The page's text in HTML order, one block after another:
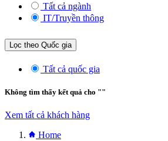
Tất cả ngành
IT/Truyền thông
Lọc theo Quốc gia
Tất cả quốc gia
Không tìm thấy kết quả cho ""
Xem tất cả khách hàng
Home